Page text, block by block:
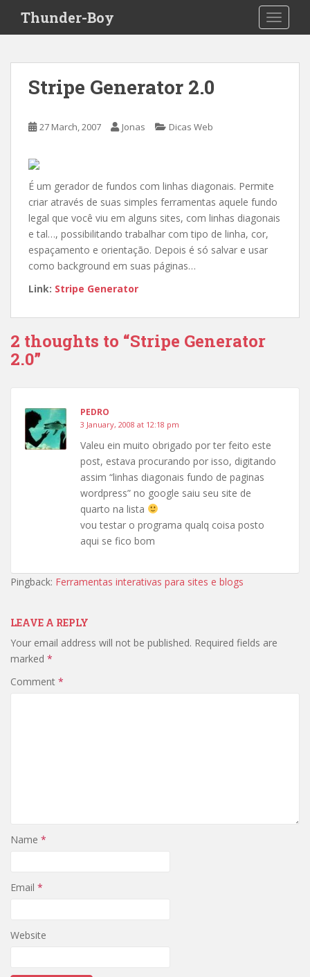
i
Thunder-Boy
Stripe Generator 2.0
27 March, 2007 Jonas Dicas Web
É um gerador de fundos com linhas diagonais. Permite
criar através de suas simples ferramentas aquele fundo
legal que você viu em alguns sites, com linhas diagonais
e tal…, possibilitando trabalhar com tipo de linha, cor,
espaçamento e orientação. Depois é só salvar e usar
como background em suas páginas…
Link: Stripe Generator
2 thoughts to “Stripe Generator
2.0”
PEDRO
3 January, 2008 at 12:18 pm
Valeu ein muito obrigado por ter feito este
post, estava procurando por isso, digitando
assim “linhas diagonais fundo de paginas
wordpress” no google saiu seu site de
quarto na lista
vou testar o programa qualq coisa posto
aqui se fico bom
Pingback: Ferramentas interativas para sites e blogs
LEAVE A REPLY
Your email address will not be published. Required fields are
marked *
Comment *
Name *
Email *
Website